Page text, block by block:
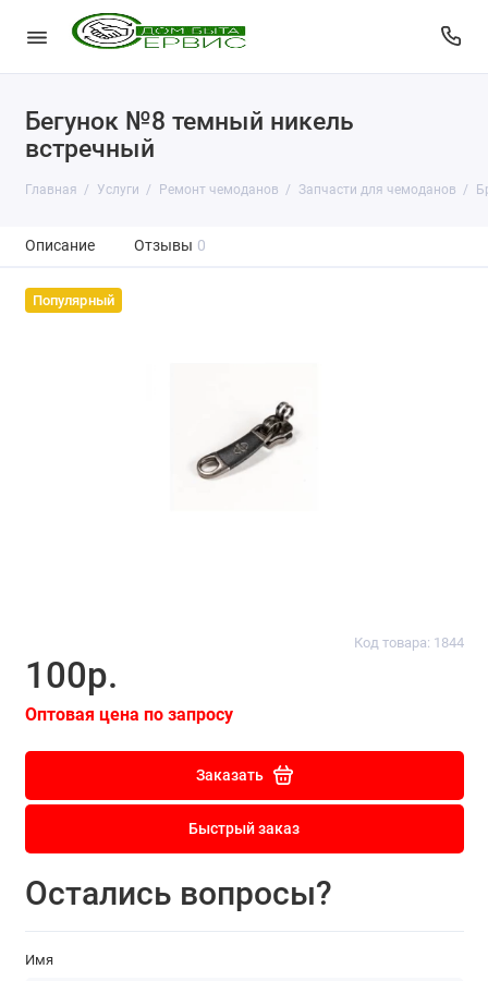
Бегунок №8 темный никель
встречный
Главная Услуги Ремонт чемоданов Запчасти для чемоданов
Описание Отзывы 0
Популярный
Код товара: 1844
100р.
Оптовая цена по запросу
Заказать
Быстрый заказ
Остались вопросы?
Имя